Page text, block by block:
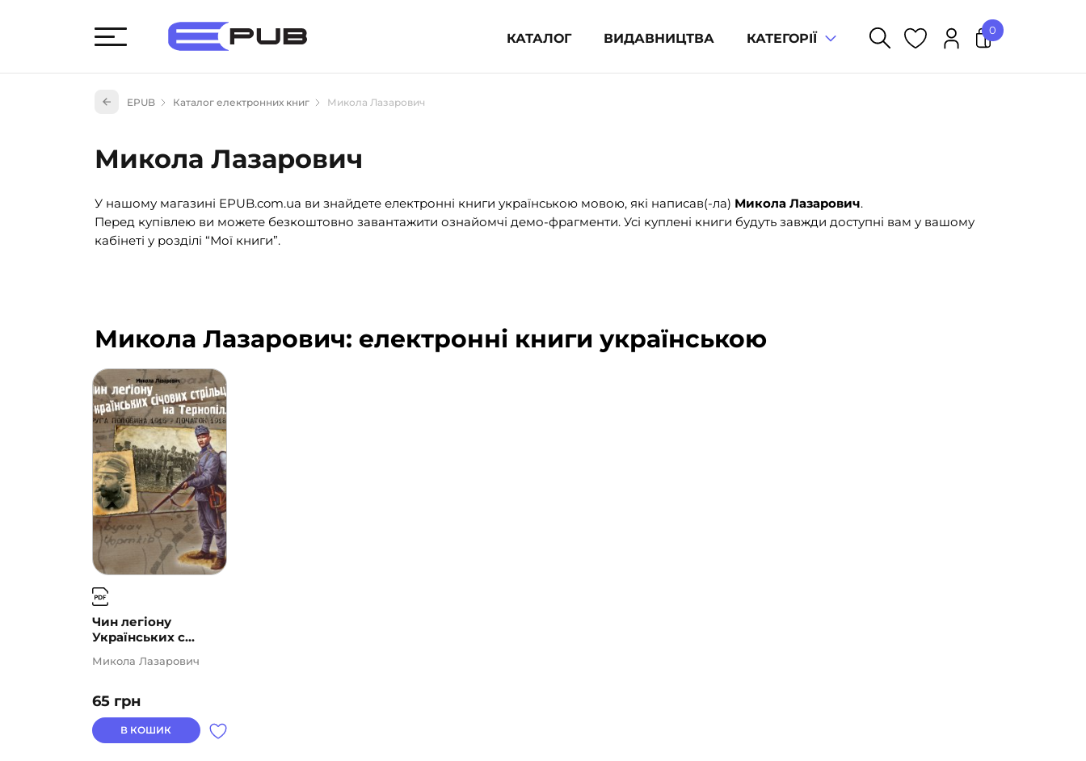
КАТАЛОГ ВИДАВНИЦТВА КАТЕГОРІЇ
Художня література (1854)
Науково-популярна література (1015)
(527)
0
У кошику немає товарів.
EPUB Каталог електронних книг Микола Лазарович
Микола Лазарович
У нашому магазині EPUB.com.ua ви знайдете електронні книги українською мовою, які написав(-ла) Микола Лазарович.
Перед купівлею ви можете безкоштовно завантажити ознайомчі демо-фрагменти. Усі куплені книги будуть завжди доступні вам у вашому
кабінеті у розділі “Мої книги”.
Микола Лазарович: електронні книги українською
Чин легіону
Українських с...
65 грн
Микола Лазарович
В КОШИК